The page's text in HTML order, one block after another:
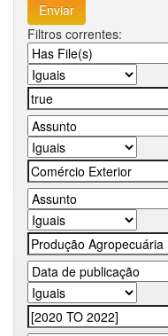
Filtros correntes: